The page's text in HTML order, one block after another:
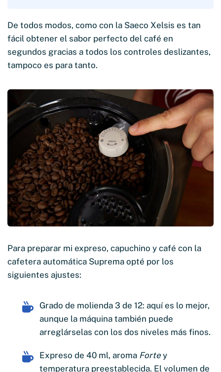
De todos modos, como con la Saeco Xelsis es tan
fácil obtener el sabor perfecto del café en
segundos gracias a todos los controles deslizantes,
tampoco es para tanto.
Para preparar mi expreso, capuchino y café con la
cafetera automática Suprema opté por los
siguientes ajustes:
Grado de molienda 3 de 12: aquí es lo mejor,
aunque la máquina también puede
arreglárselas con los dos niveles más finos.
Expreso de 40 ml, aroma Forte y
temperatura preestablecida. El volumen de